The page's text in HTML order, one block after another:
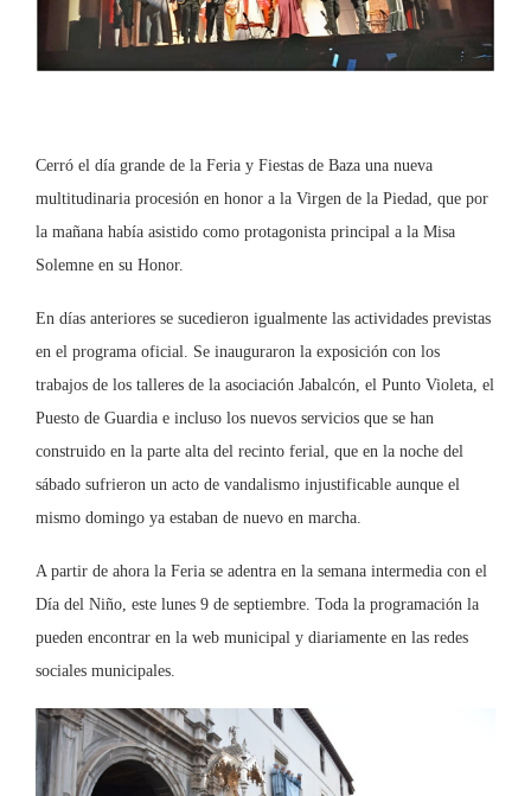
Cerró el día grande de la Feria y Fiestas de Baza una nueva
multitudinaria procesión en honor a la Virgen de la Piedad, que por
la mañana había asistido como protagonista principal a la Misa
Solemne en su Honor.
En días anteriores se sucedieron igualmente las actividades previstas
en el programa oficial. Se inauguraron la exposición con los
trabajos de los talleres de la asociación Jabalcón, el Punto Violeta, el
Puesto de Guardia e incluso los nuevos servicios que se han
construido en la parte alta del recinto ferial, que en la noche del
sábado sufrieron un acto de vandalismo injustificable aunque el
mismo domingo ya estaban de nuevo en marcha.
A partir de ahora la Feria se adentra en la semana intermedia con el
Día del Niño, este lunes 9 de septiembre. Toda la programación la
pueden encontrar en la web municipal y diariamente en las redes
sociales municipales.